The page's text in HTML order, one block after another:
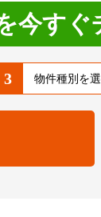
今すぐ
3